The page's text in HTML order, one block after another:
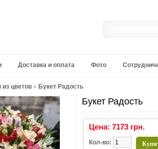
Доставка и оплата Фото
из цветов » Букет Радость
Букет Радость
Цена: 7173 грн.
Кол-во: